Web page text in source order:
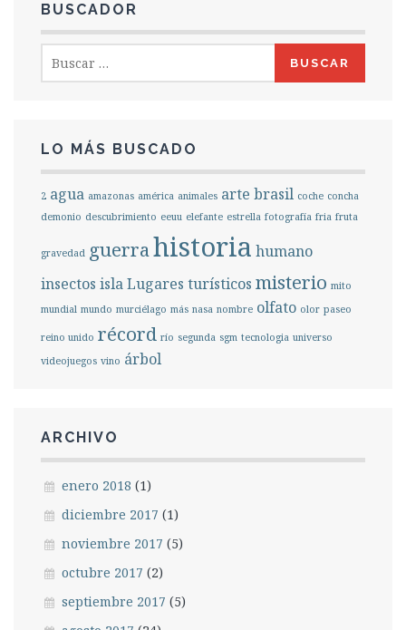
BUSCADOR
LO MÁS BUSCADO
2 agua amazonas américa animales arte brasil coche concha
demonio descubrimiento eeuu elefante estrella fotografía fria fruta
gravedad guerrahistoria humano
insectos islaLugares turísticos misterio mito
mundial mundo murciélago más nasa nombre olfato olor paseo
reino unido récord río segunda sgm tecnologia universo
videojuegos vino árbol
ARCHIVO
enero 2018 (1)
diciembre 2017 (1)
noviembre 2017 (5)
octubre 2017 (2)
septiembre 2017 (5)